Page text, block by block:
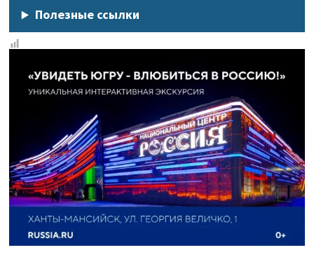
Полезные ссылки